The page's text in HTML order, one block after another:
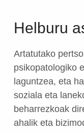
Helburu
Artatutako
psikopatologiko
laguntzea, eta
soziala eta
beharrezkoak
ahalik eta